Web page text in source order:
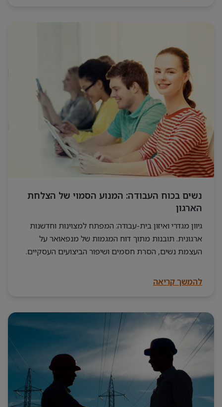
נשים בכוח העבודה: המנוע הסמוי של הצלחת
הארגון
גיוון מגדרי ואיזון בית-עבודה: המפתח למצוינות וחדשנות
ארגונית. תובנות מתוך דוח המגמות של מנפאואר על
העצמת נשים, הסרת חסמים ושיפור הביצועים העסקיים.
להמשך קריאה